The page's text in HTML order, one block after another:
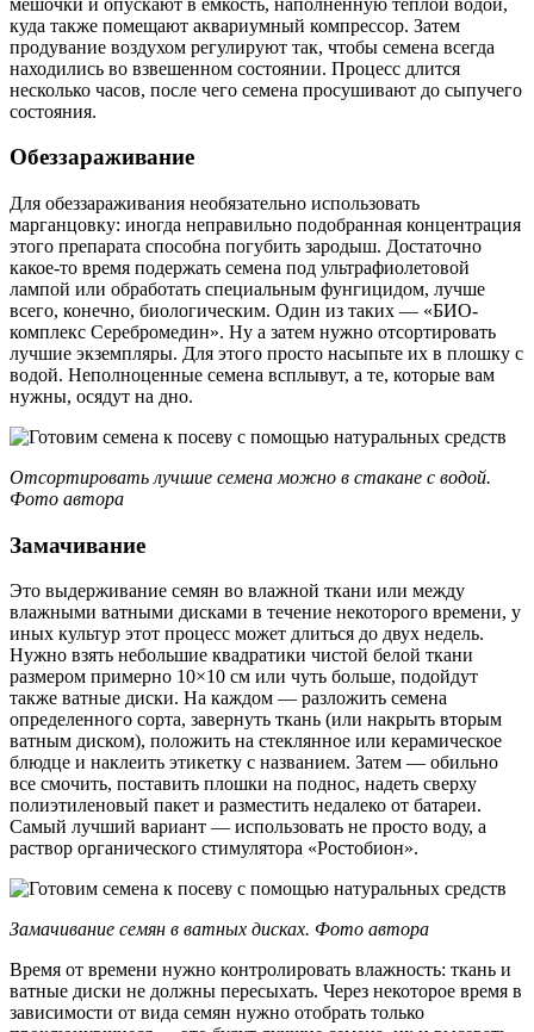
куда также помещают аквариумный компрессор. Затем
продувание воздухом регулируют так, чтобы семена всегда
находились во взвешенном состоянии. Процесс длится
несколько часов, после чего семена просушивают до сыпучего
состояния.
Обеззараживание
Для обеззараживания необязательно использовать
марганцовку: иногда неправильно подобранная концентрация
этого препарата способна погубить зародыш. Достаточно
какое-то время подержать семена под ультрафиолетовой
лампой или обработать специальным фунгицидом, лучше
всего, конечно, биологическим. Один из таких — «БИО-
комплекс Серебромедин». Ну а затем нужно отсортировать
лучшие экземпляры. Для этого просто насыпьте их в плошку с
водой. Неполноценные семена всплывут, а те, которые вам
нужны, осядут на дно.
Отсортировать лучшие семена можно в стакане с водой.
Фото автора
Замачивание
Это выдерживание семян во влажной ткани или между
влажными ватными дисками в течение некоторого времени, у
иных культур этот процесс может длиться до двух недель.
Нужно взять небольшие квадратики чистой белой ткани
размером примерно 10×10 см или чуть больше, подойдут
также ватные диски. На каждом — разложить семена
определенного сорта, завернуть ткань (или накрыть вторым
ватным диском), положить на стеклянное или керамическое
блюдце и наклеить этикетку с названием. Затем — обильно
все смочить, поставить плошки на поднос, надеть сверху
полиэтиленовый пакет и разместить недалеко от батареи.
Самый лучший вариант — использовать не просто воду, а
раствор органического стимулятора «Ростобион».
Замачивание семян в ватных дисках. Фото автора
Время от времени нужно контролировать влажность: ткань и
ватные диски не должны пересыхать. Через некоторое время в
зависимости от вида семян нужно отобрать только